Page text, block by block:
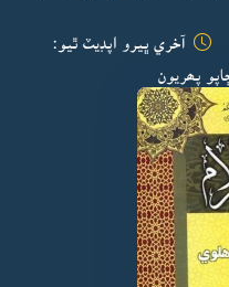
آخري ڀيرو اپڊيٽ ٿيو:
ڇاپو پھريون